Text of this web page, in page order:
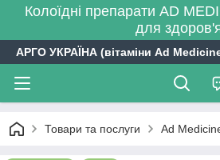
Колоїдні препарати AD
для
АРГО УКРАЇНА (вітаміни Ad
Товари та послуги Ad